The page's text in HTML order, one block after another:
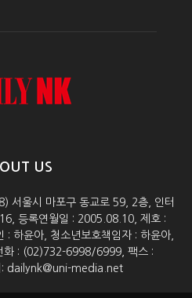
US
서울시 마포구 동교로 59, 2층, 인터
등록연월일 : 2005.08.10, 제호 :
: 하윤아, 청소년보호책임자 : 하윤아,
화 : (02)732-6998/6999, 팩스 :
dailynk@uni-media.net